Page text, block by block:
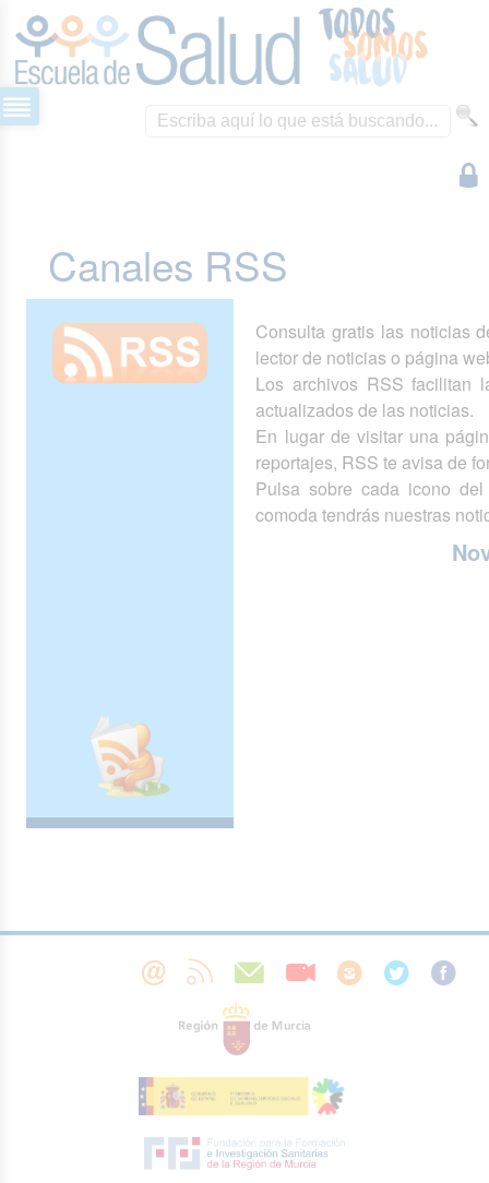
Canales RSS
Consulta gratis las noticias
lector de noticias o página
Los archivos RSS facilitan
actualizados de las noticias.
En lugar de visitar una
reportajes, RSS te avisa de
Pulsa sobre cada icono
comoda tendrás nuestras